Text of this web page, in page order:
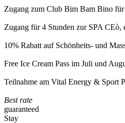
Zugang zum Club Bim Bam Bino
Zugang für 4 Stunden zur SPA
10% Rabatt auf Schönheits- und
Free Ice Cream Pass im Juli und
Teilnahme am Vital Energy & Sport
Best rate
guaranteed
Stay